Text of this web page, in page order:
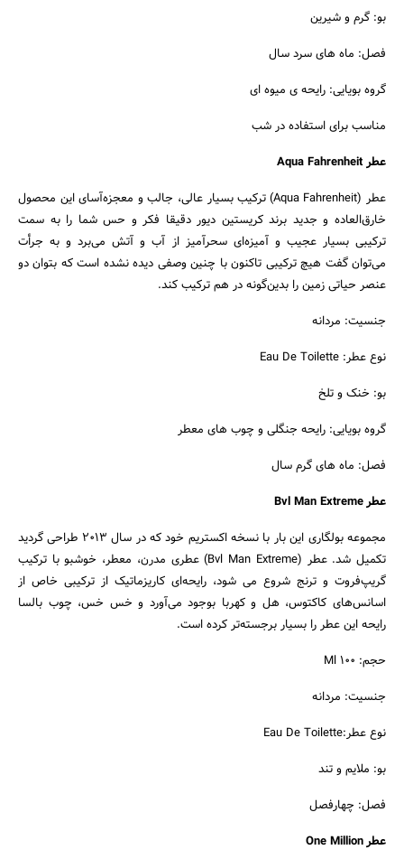
بو: گرم و شیرین
فصل: ماه های سرد سال
گروه بویایی: رایحه ی میوه ای
مناسب برای استفاده در شب
عطرAqua Fahrenheit
عطر (Aqua Fahrenheit)
ترکیب بسیار عالی، جالب و معجزه‌آسای این محصول
خارق‌العاده و جدید برند کریستین دیور دقیقا فکر و حس شما را به سمت
ترکیبی بسیار عجیب و آمیزه‌ای سحرآمیز از آب و آتش می‌برد و به جرأت
می‌توان گفت هیچ ترکیبی تاکنون با چنین وصفی دیده نشده است که بتوان دو
عنصر حیاتی زمین را بدین‌گونه در هم ترکیب کند.
جنسیت: مردانه
نوع عطر: Eau De Toilette
بو: خنک و تلخ
گروه بویایی: رایحه جنگلی و چوب های معطر
فصل: ماه های گرم سال
عطر Bvl Man Extreme
مجموعه بولگاری این بار با نسخه اکستریم خود که در سال 2013 طراحی گردید
تکمیل شد. عطر (Bvl Man Extreme) عطری مدرن، معطر، خوشبو با ترکیب
گریپ‌فروت و ترنج شروع می شود، رایحه‌ای کاریزماتیک از ترکیبی خاص از
اسانس‌های کاکتوس، هل و کهربا بوجود می‌آورد و خس خس، چوب بالسا
رایحه این عطر را بسیار برجسته‌تر کرده است.
حجم: 100 Ml
جنسیت: مردانه
نوع عطر:Eau De Toilette
بو: ملایم و تند
فصل: چهارفصل
عطر One Million